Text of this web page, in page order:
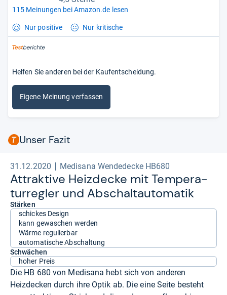
115 Meinungen bei Amazon.de lesen
Nur positive Nur kritische
Helfen Sie anderen bei der Kaufentscheidung.
Eigene Meinung verfassen
Unser Fazit
31.12.2020 Medisana Wendedecke HB680
Attrak­tive Heiz­de­cke mit Tem­pe­ra­
tur­reg­ler und Abschal­t­au­to­ma­tik
Stärken
schickes Design
kann gewaschen werden
Wärme regulierbar
automatische Abschaltung
Schwächen
hoher Preis
Die HB 680 von Medisana hebt sich von anderen
Heizdecken durch ihre Optik ab. Die eine Seite besteht